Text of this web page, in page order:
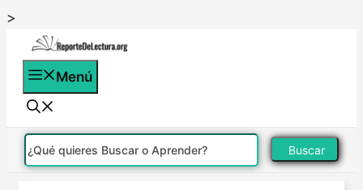
>
contenido
Menú
Buscar